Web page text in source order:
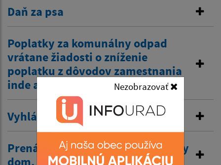
Nezobrazovať
Daň za psa
Poplatky za komunálny odpad
vrátane žiadosti o zníženie
poplatku z dôvodov zamestnania
inde a tiež zťp atď.
Vyhlásenie v miestnom rozhlase
Prenájom nehnuteľností /kultúrny
dom, …/